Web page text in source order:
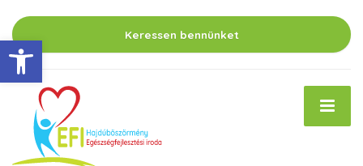
Eszköztár megnyitása
Keressen bennünket